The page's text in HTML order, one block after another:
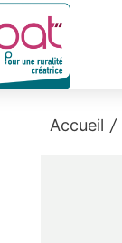
Accueil /